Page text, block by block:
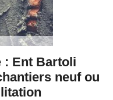
: Ent Bartoli
neuf ou